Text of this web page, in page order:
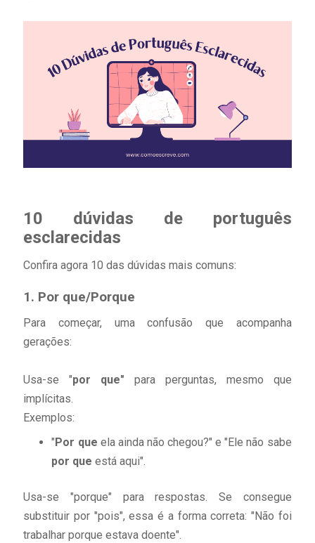
10 dúvidas de português
esclarecidas
Confira agora 10 das dúvidas mais comuns:
1. Por que/Porque
Para começar, uma confusão que acompanha
gerações:
Usa-se "por que" para perguntas, mesmo que
implícitas.
Exemplos:
" Por que ela ainda não chegou?" e "Ele não sabe
por que está aqui".
Usa-se "porque" para respostas. Se consegue
substituir por "pois", essa é a forma correta: "Não foi
trabalhar porque estava doente".